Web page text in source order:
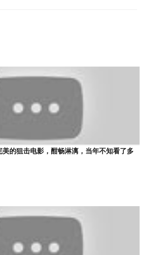
美的狙击电影，酣畅淋漓，当年不知看了多